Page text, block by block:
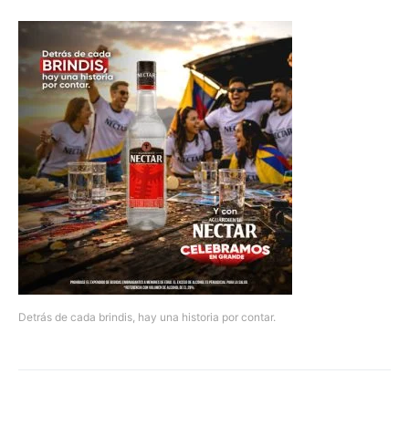
Detrás de cada brindis, hay una historia por contar.